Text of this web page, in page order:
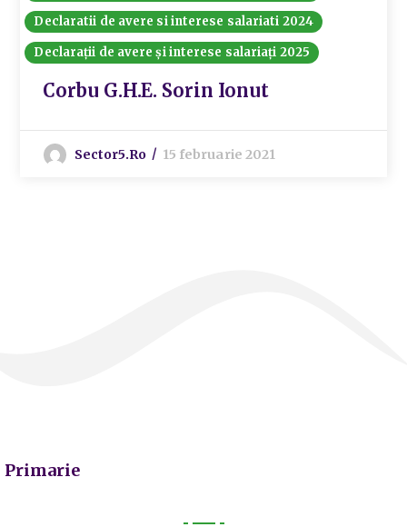
Declaratii de avere si interese salariati 2024
Declarații de avere și interese salariați 2025
Corbu G.H.E. Sorin Ionut
Sector5.ro 15 februarie 2021
Primarie